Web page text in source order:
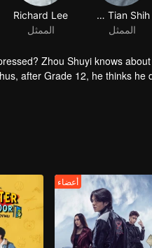
Chih Tian Shih
الممثل
Richard Lee
الممثل
Zhou Shuyi knows
after Grade 12, he thinks he
way. At university, he meets
but also he almost
أعضاء